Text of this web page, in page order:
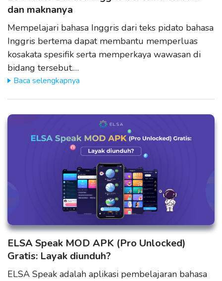
dan maknanya
Mempelajari bahasa Inggris dari teks pidato bahasa
Inggris bertema dapat membantu memperluas
kosakata spesifik serta memperkaya wawasan di
bidang tersebut.…
Baca selengkapnya
ELSA Speak MOD APK (Pro Unlocked)
Gratis: Layak diunduh?
ELSA Speak adalah aplikasi pembelajaran bahasa